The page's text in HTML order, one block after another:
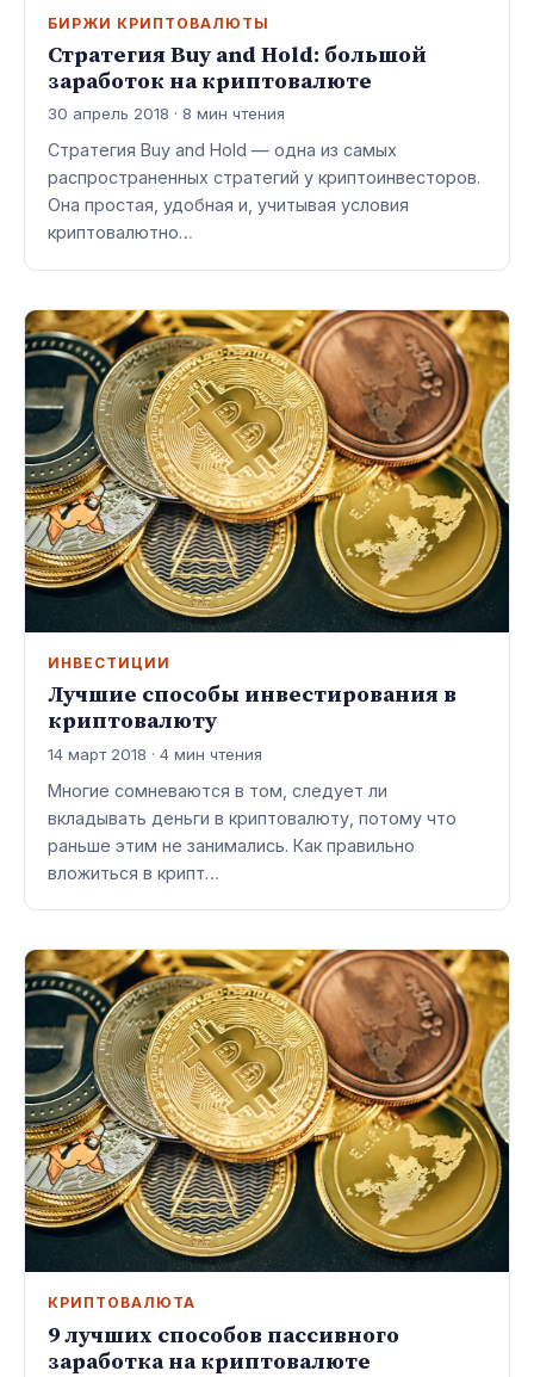
БИРЖИ КРИПТОВАЛЮТЫ
Стратегия Buy and Hold: большой
заработок на криптовалюте
30 апрель 2018 · 8 мин чтения
Стратегия Buy and Hold — одна из самых
распространенных стратегий у криптоинвесторов.
Она простая, удобная и, учитывая условия
криптовалютно…
ИНВЕСТИЦИИ
Лучшие способы инвестирования в
криптовалюту
14 март 2018 · 4 мин чтения
Многие сомневаются в том, следует ли
вкладывать деньги в криптовалюту, потому что
раньше этим не занимались. Как правильно
вложиться в крипт…
КРИПТОВАЛЮТА
9 лучших способов пассивного
заработка на криптовалюте